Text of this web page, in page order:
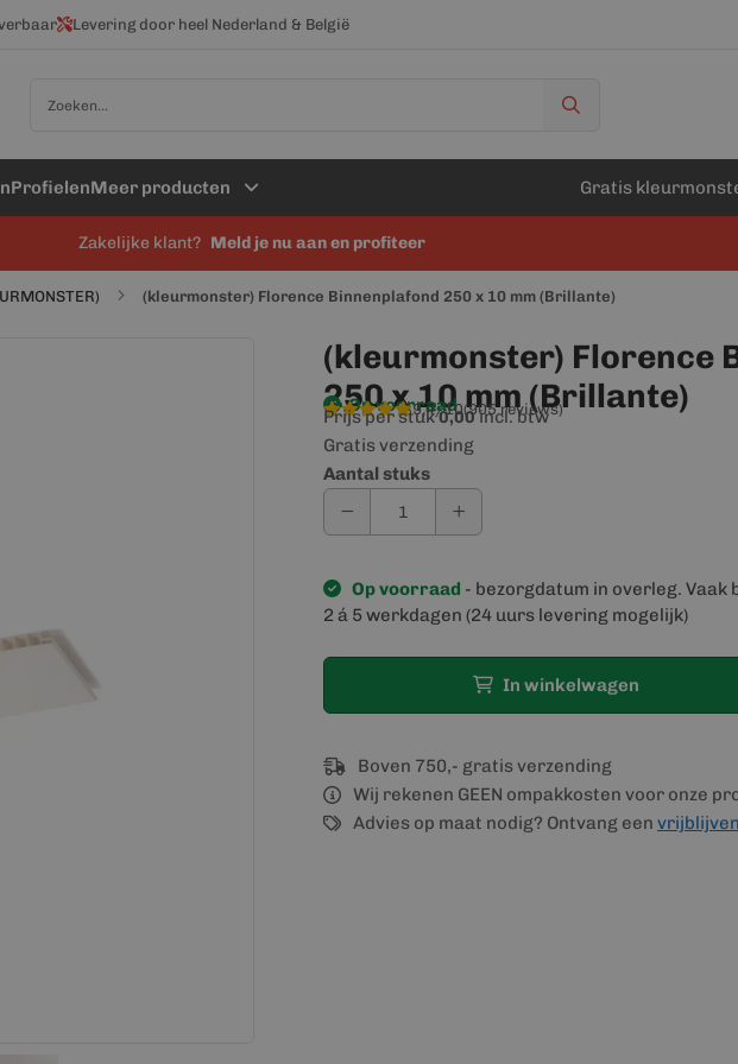
Levering door heel Nederland & België
ProfielenMeer producten Gratis
Zakelijke klant? Meld je nu aan en profiteer
(kleurmonster) Florence Binnenplafond 250 x 10 mm (Brillante)
(kleurmonster) Florence
250 x 10 mm (Brillante)
Op voorraad
9,4/10(905 reviews)
Prijs per stuk0,00incl. btw
Gratis verzending
Aantal stuks
Op voorraad - bezorgdatum in overleg. Vaak
2 á 5 werkdagen (24 uurs levering mogelijk)
In winkelwagen
Boven 750,- gratis verzending
Wij rekenen GEEN ompakkosten voor onze
Advies op maat nodig? Ontvang een